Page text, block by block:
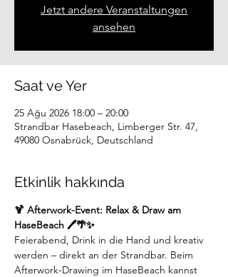
Jetzt andere Veranstaltungen
ansehen
Saat ve Yer
25 Ağu 2026 18:00 – 20:00
Strandbar Hasebeach, Limberger Str. 47,
49080 Osnabrück, Deutschland
Etkinlik hakkında
🍹 Afterwork-Event: Relax & Draw am
HaseBeach 🖊️🌴✨
Feierabend, Drink in die Hand und kreativ
werden – direkt an der Strandbar. Beim
Afterwork-Drawing im HaseBeach kannst